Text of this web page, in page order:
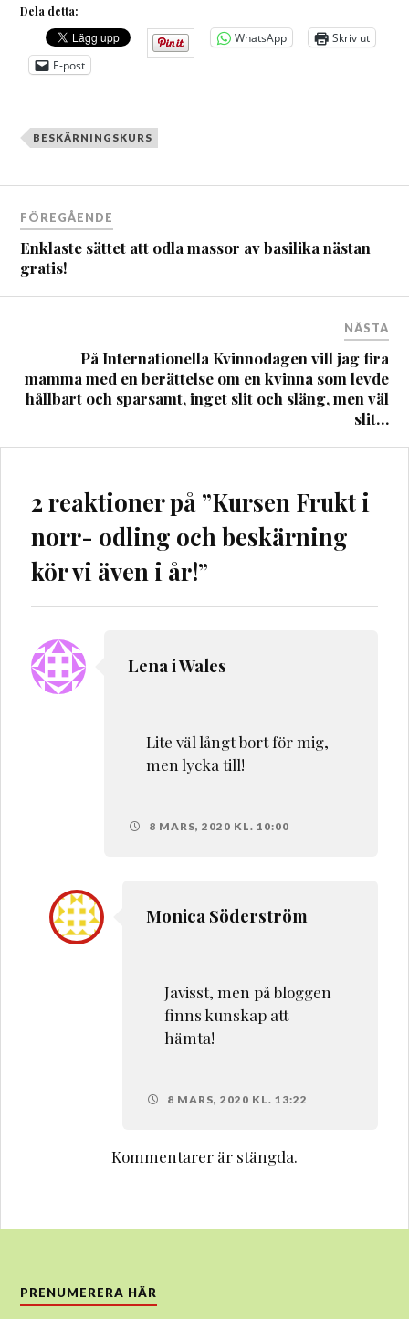
Dela detta:
WhatsApp
Skriv ut
E-post
BESKÄRNINGSKURS
Inläggsnavigering
FÖREGÅENDE
Enklaste sättet att odla massor av basilika nästan
gratis!
NÄSTA
På Internationella Kvinnodagen vill jag fira
mamma med en berättelse om en kvinna som levde
hållbart och sparsamt, inget slit och släng, men väl
slit…
2 reaktioner på ”Kursen Frukt i
norr- odling och beskärning
kör vi även i år!”
Lena i Wales
Lite väl långt bort för mig,
men lycka till!
8 MARS, 2020 KL. 10:00
Monica Söderström
Javisst, men på bloggen
finns kunskap att
hämta!
8 MARS, 2020 KL. 13:22
Kommentarer är stängda.
PRENUMERERA HÄR